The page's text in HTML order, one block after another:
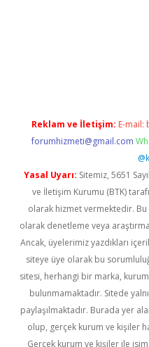
Reklam ve İletişim: E-mail:
forumhizmeti@gmail.com
Yasal Uyarı: Sitemiz, 5651
ve İletişim Kurumu (BTK)
olarak hizmet vermektedir.
olarak denetleme veya
Ancak, üyelerimiz yazdıkları
siteye üye olarak bu
sitesi, herhangi bir marka,
bulunmamaktadır. Sitede
paylaşılmaktadır. Burada yer
olup, gerçek kurum ve kişiler
Gerçek kurum ve kişiler ile